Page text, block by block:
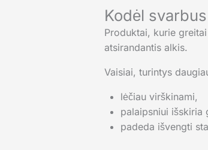
Kodėl
Produktai, kurie
atsirandantis alkis.
Vaisiai, turintys
lėčiau virškinami,
palaipsniui išskiria
padeda išvengti